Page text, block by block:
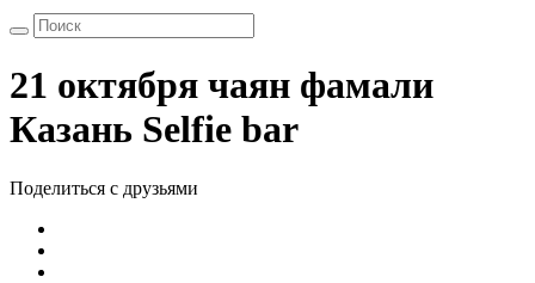
21 октября чаян фамали
Казань Selfie bar
Поделиться с друзьями